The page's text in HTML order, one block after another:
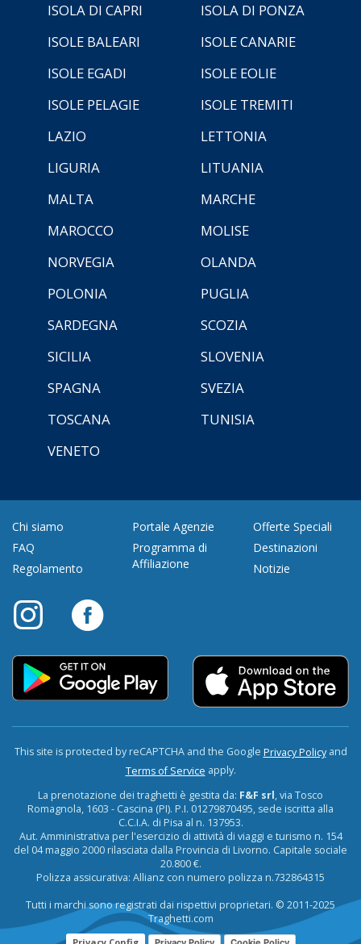
ISOLA DI CAPRI
ISOLA DI PONZA
ISOLE BALEARI
ISOLE CANARIE
ISOLE EGADI
ISOLE EOLIE
ISOLE PELAGIE
ISOLE TREMITI
LAZIO
LETTONIA
LIGURIA
LITUANIA
MALTA
MARCHE
MAROCCO
MOLISE
NORVEGIA
OLANDA
POLONIA
PUGLIA
SARDEGNA
SCOZIA
SICILIA
SLOVENIA
SPAGNA
SVEZIA
TOSCANA
TUNISIA
VENETO
Chi siamo
FAQ
Regolamento
Portale Agenzie
Programma di
Affiliazione
Offerte Speciali
Destinazioni
Notizie
This site is protected by reCAPTCHA and the Google Privacy Policyand
Terms of Service apply.
La prenotazione dei traghetti è gestita da: F&F srl, via Tosco
Romagnola, 1603 - Cascina (PI). P.I. 01279870495, sede iscritta alla
C.C.I.A. di Pisa al n. 137953.
Aut. Amministrativa per l'esercizio di attività di viaggi e turismo n. 154
del 04 maggio 2000 rilasciata dalla Provincia di Livorno. Capitale sociale
20.800 €.
Polizza assicurativa: Allianz con numero polizza n.732864315
Tutti i marchi sono registrati dai rispettivi proprietari. © 2011-2025
Traghetti.com